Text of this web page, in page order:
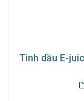
Tinh dầu E-